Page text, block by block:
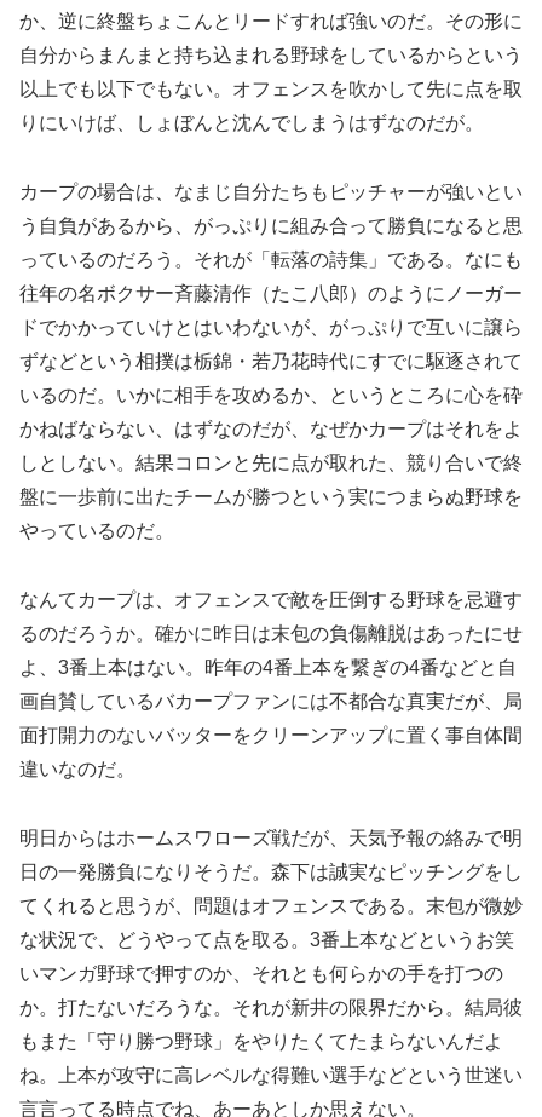
か、逆に終盤ちょこんとリードすれば強いのだ。その形に
自分からまんまと持ち込まれる野球をしているからという
以上でも以下でもない。オフェンスを吹かして先に点を取
りにいけば、しょぼんと沈んでしまうはずなのだが。
カープの場合は、なまじ自分たちもピッチャーが強いとい
う自負があるから、がっぷりに組み合って勝負になると思
っているのだろう。それが「転落の詩集」である。なにも
往年の名ボクサー斉藤清作（たこ八郎）のようにノーガー
ドでかかっていけとはいわないが、がっぷりで互いに譲ら
ずなどという相撲は栃錦・若乃花時代にすでに駆逐されて
いるのだ。いかに相手を攻めるか、というところに心を砕
かねばならない、はずなのだが、なぜかカープはそれをよ
しとしない。結果コロンと先に点が取れた、競り合いで終
盤に一歩前に出たチームが勝つという実につまらぬ野球を
やっているのだ。
なんてカープは、オフェンスで敵を圧倒する野球を忌避す
るのだろうか。確かに昨日は末包の負傷離脱はあったにせ
よ、3番上本はない。昨年の4番上本を繋ぎの4番などと自
画自賛しているバカープファンには不都合な真実だが、局
面打開力のないバッターをクリーンアップに置く事自体間
違いなのだ。
明日からはホームスワローズ戦だが、天気予報の絡みで明
日の一発勝負になりそうだ。森下は誠実なピッチングをし
てくれると思うが、問題はオフェンスである。末包が微妙
な状況で、どうやって点を取る。3番上本などというお笑
いマンガ野球で押すのか、それとも何らかの手を打つの
か。打たないだろうな。それが新井の限界だから。結局彼
もまた「守り勝つ野球」をやりたくてたまらないんだよ
ね。上本が攻守に高レベルな得難い選手などという世迷い
言言ってる時点でね、あーあとしか思えない。